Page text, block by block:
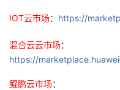
IOT云市场： https://
混合云云市场：
https://
鲲鹏云市场：